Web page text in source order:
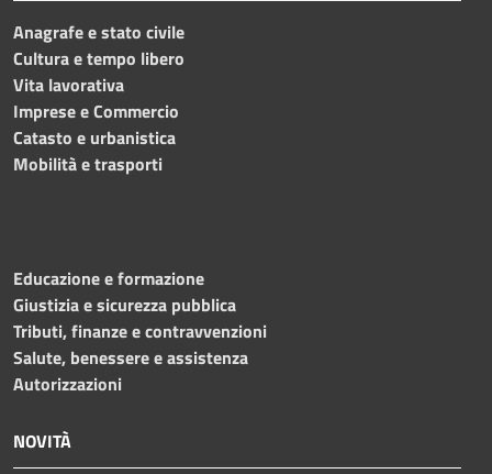
Anagrafe e stato civile
Cultura e tempo libero
Vita lavorativa
Imprese e Commercio
Catasto e urbanistica
Mobilità e trasporti
Educazione e formazione
Giustizia e sicurezza pubblica
Tributi, finanze e contravvenzioni
Salute, benessere e assistenza
Autorizzazioni
NOVITÀ